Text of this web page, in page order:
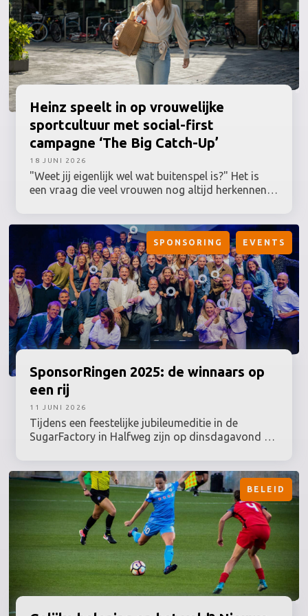
bewegen, ruimtegebruik en duurzaamheid.
Heinz speelt in op vrouwelijke
sportcultuur met social-first
campagne ‘The Big Catch-Up’
"Weet jij eigenlijk wel wat buitenspel is?" Het is
een vraag die veel vrouwen nog altijd herkennen,
sportmomenten en de activaties daaromheen nog
vaak ontwikkeld vanuit een traditioneel beeld van
de sportfan. Heinz speelt daar deze zomer op in
en zet vrouwelijke sportfans centraal met The Big
Catch-Up: een Nederlandse campagne binnen de
Lost in Love-campagne, ontwikkeld in
samenwerking met women’s sports marketing
agency Branthlete.
18 JUNI 2026
SponsorRingen 2025: de winnaars op
een rij
Tijdens een feestelijke jubileumeditie in de
SugarFactory in Halfweg zijn op dinsdagavond 9
sport, kunst & cultuur, entertainment, media,
esports & gaming en maatschappij kwamen bijeen
voor de uitreiking van de belangrijkste vakprijzen
binnen het Nederlandse sponsorvakgebied.
SPONSORING EVENTS
11 JUNI 2026
BELEID